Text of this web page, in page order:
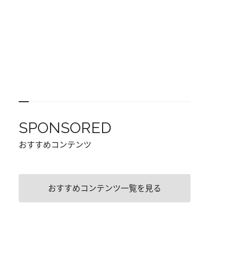
SPONSORED
おすすめコンテンツ
おすすめコンテンツ一覧を見る